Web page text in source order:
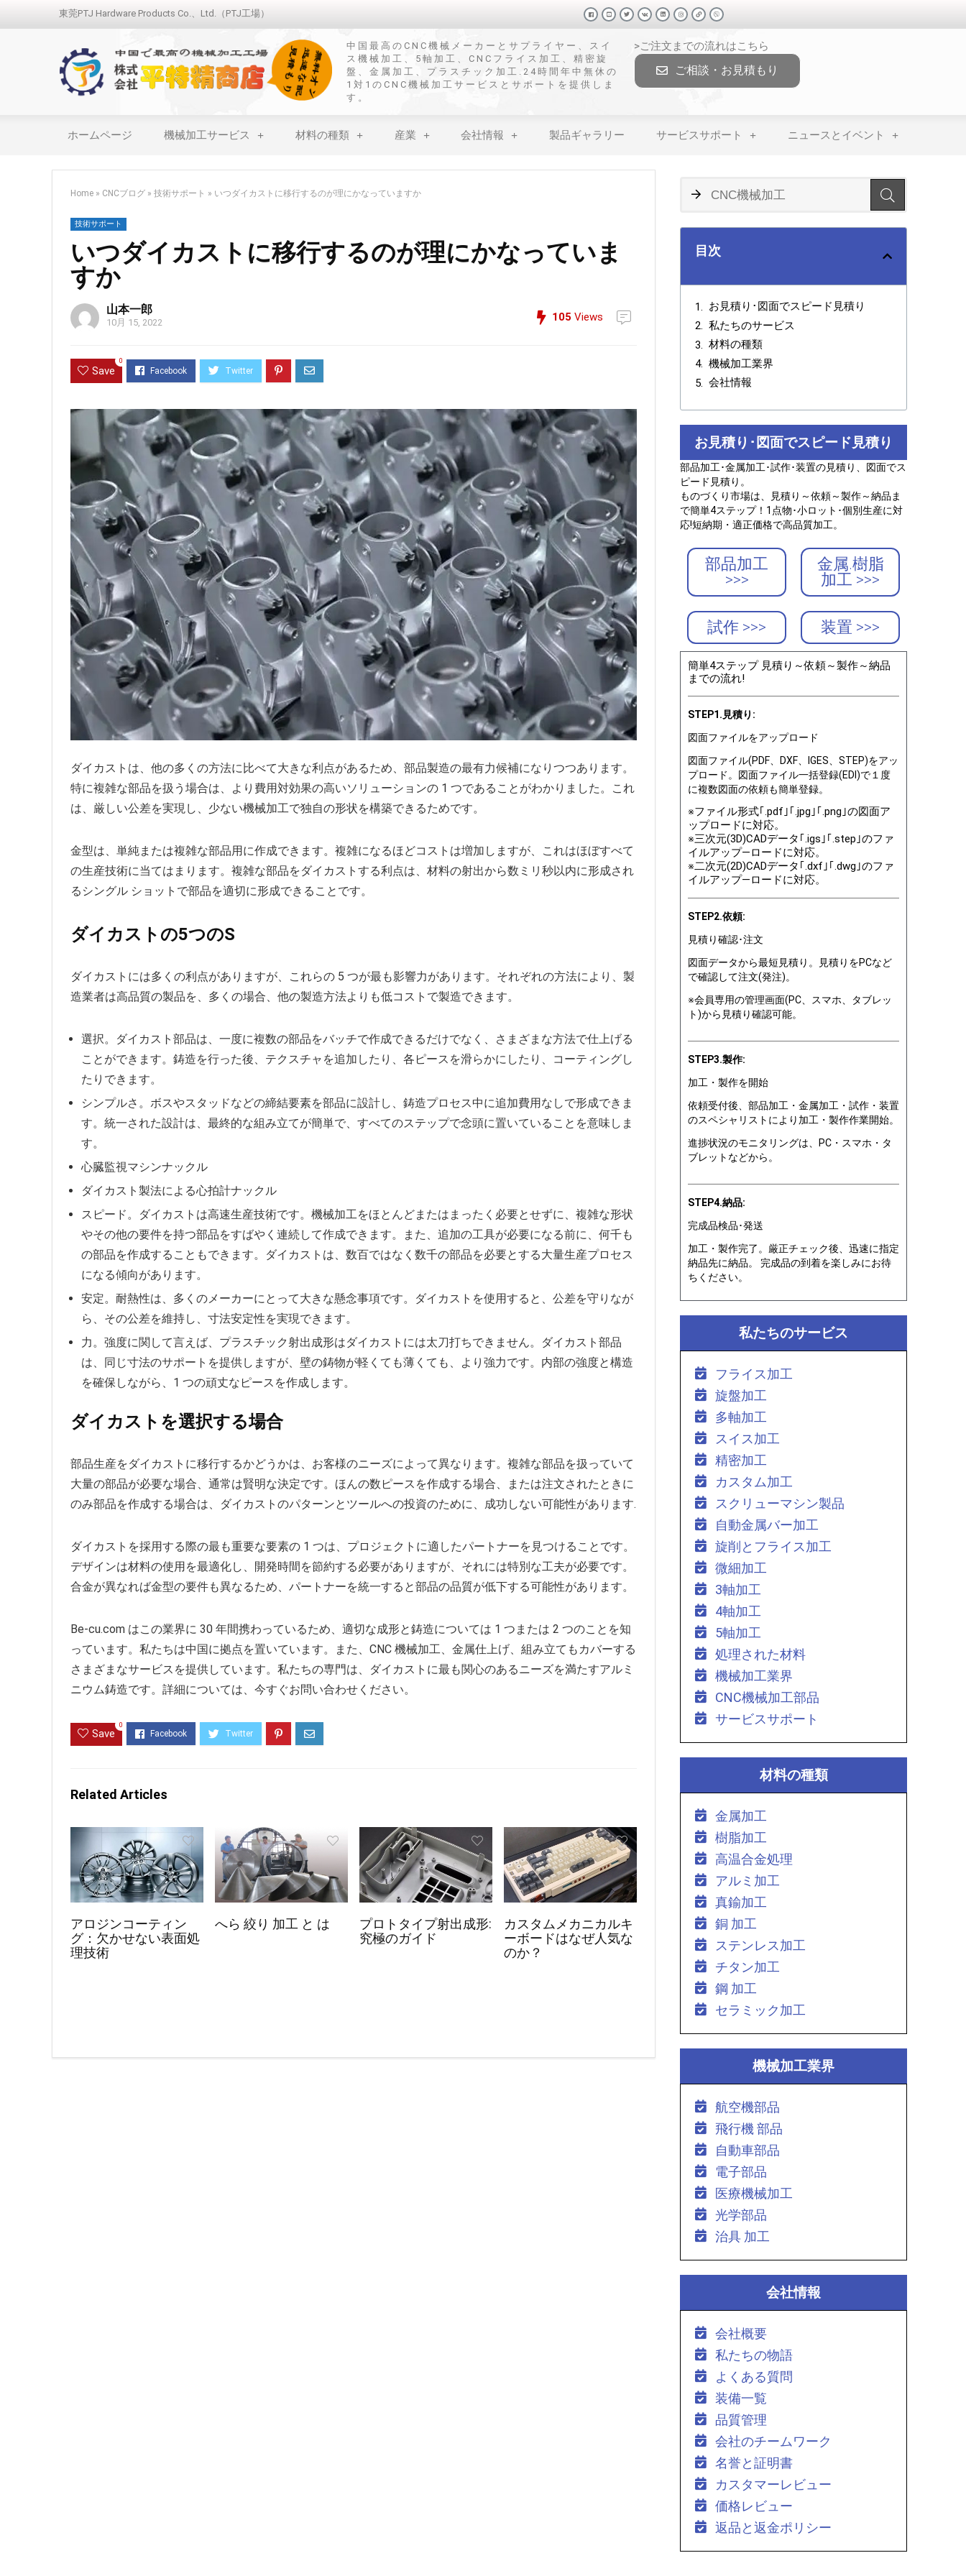
東莞PTJ Hardware Products Co.、Ltd.（PTJ工場）
中国最高のCNC機械メーカーとサプライヤー、スイ
ス機械加工、5軸加工、CNCフライス加工、精密旋
盤、金属加工、プラスチック加工.24時間年中無休の
1対1のCNC機械加工サービスとサポートを提供しま
す。
>ご注文までの流れはこちら
ご相談・お見積もり
ホームページ 機械加工サービス 材料の種類 産業 会社情報 製品ギャラリー サービスサポート ニュースとイベント
Home » CNCブログ » 技術サポート » いつダイカストに移行するのが理にかなっていますか
技術サポート
いつダイカストに移行するのが理にかなっていま
すか
山本一郎
10月 15, 2022 105 Views
Save
0
ダイカストは、他の多くの方法に比べて大きな利点があるため、部品製造​​の最有力候補になりつつあります。
特に複雑な部品を扱う場合は、より費用対効果の高いソリューションの 1 つであることがわかりました。これ
は、厳しい公差を実現し、少ない機械加工で独自の形状を構築できるためです。
金型は、単純または複雑な部品用に作成できます。複雑になるほどコストは増加しますが、これはほぼすべて
の生産技術に当てはまります。複雑な部品をダイカストする利点は、材料の射出から数ミリ秒以内に形成され
るシングル ショットで部品を適切に形成できることです。
ダイカストの5つのS
ダイカストには多くの利点がありますが、これらの 5 つが最も影響力があります。それぞれの方法により、製
造業者は高品質の製品を、多くの場合、他の製造方法よりも低コストで製造できます。
選択。ダイカスト部品は、一度に複数の部品をバッチで作成できるだけでなく、さまざまな方法で仕上げる
ことができます。鋳造を行った後、テクスチャを追加したり、各ピースを滑らかにしたり、コーティングし
たりできます。
シンプルさ。ボスやスタッドなどの締結要素を部品に設計し、鋳造プロセス中に追加費用なしで形成できま
す。統一された設計は、最終的な組み立てが簡単で、すべてのステップで念頭に置いていることを意味しま
す。
心臓監視マシンナックル
ダイカスト製法による心拍計ナックル
スピード。ダイカストは高速生産技術です。機械加工をほとんどまたはまったく必要とせずに、複雑な形状
やその他の要件を持つ部品をすばやく連続して作成できます。また、追加の工具が必要になる前に、何千も
の部品を作成することもできます。ダイカストは、数百ではなく数千の部品を必要とする大量生産プロセス
になる傾向があります。
安定。耐熱性は、多くのメーカーにとって大きな懸念事項です。ダイカストを使用すると、公差を守りなが
ら、その公差を維持し、寸法安定性を実現できます。
力。強度に関して言えば、プラスチック射出成形はダイカストには太刀打ちできません。ダイカスト部品
は、同じ寸法のサポートを提供しますが、壁の鋳物が軽くても薄くても、より強力です。内部の強度と構造
を確保しながら、1 つの頑丈なピースを作成します。
ダイカストを選択する場合
部品生産をダイカストに移行するかどうかは、お客様のニーズによって異なります。複雑な部品を扱っていて
大量の部品が必要な場合、通常は賢明な決定です。ほんの数ピースを作成する場合、または注文されたときに
のみ部品を作成する場合は、ダイカストのパターンとツールへの投資のために、成功しない可能性があります.
ダイカストを採用する際の最も重要な要素の 1 つは、プロジェクトに適したパートナーを見つけることです。
デザインは材料の使用を最適化し、開発時間を節約する必要がありますが、それには特別な工夫が必要です。
合金が異なれば金型の要件も異なるため、パートナーを統一すると部品の品質が低下する可能性があります。
Be-cu.com はこの業界に 30 年間携わっているため、適切な成形と鋳造については 1 つまたは 2 つのことを知
っています。私たちは中国に拠点を置いています。また、CNC 機械加工、金属仕上げ、組み立てもカバーする
さまざまなサービスを提供しています。私たちの専門は、ダイカストに最も関心のあるニーズを満たすアルミ
ニウム鋳造です。詳細については、今すぐお問い合わせください。
Save
0
Related Articles
アロジンコーティン
グ：欠かせない表面処
理技術
へら 絞り 加工 と は
プロトタイプ射出成形:
究極のガイド
カスタムメカニカルキ
ーボードはなぜ人気な
のか？
目次
お見積り･図面でスピード見積り
私たちのサービス
材料の種類
機械加工業界
会社情報
お見積り･図面でスピード見積り
部品加工･金属加工･試作･装置の見積り、図面でス
ピード見積り。
ものづくり市場は、見積り～依頼～製作～納品ま
で簡単4ステップ！1点物･小ロット･個別生産に対
応!短納期・適正価格で高品質加工。
部品加工
>>>
金属.樹脂
加工 >>>
試作 >>> 装置 >>>
簡単4ステップ 見積り～依頼～製作～納品
までの流れ!
STEP1.見積り:
図面ファイルをアップロード
図面ファイル(PDF、DXF、IGES、STEP)をアッ
プロード。図面ファイル一括登録(EDI)で１度
に複数図面の依頼も簡単登録。
※ファイル形式｢.pdf｣｢.jpg｣｢.png｣の図面ア
ップロードに対応。
※三次元(3D)CADデータ｢.igs｣｢.step｣のファ
イルアップ―ロードに対応。
※二次元(2D)CADデータ｢.dxf｣｢.dwg｣のファ
イルアップ―ロードに対応。
STEP2.依頼:
見積り確認･注文
図面データから最短見積り。見積りをPCなど
で確認して注文(発注)。
※会員専用の管理画面(PC、スマホ、タブレッ
ト)から見積り確認可能。
STEP3.製作:
加工・製作を開始
依頼受付後、部品加工・金属加工・試作・装置
のスペシャリストにより加工・製作作業開始。
進捗状況のモニタリングは、PC・スマホ・タ
ブレットなどから。
STEP4.納品:
完成品検品･発送
加工・製作完了。厳正チェック後、迅速に指定
納品先に納品。 完成品の到着を楽しみにお待
ちください。
私たちのサービス
フライス加工
旋盤加工
多軸加工
スイス加工
精密加工
カスタム加工
スクリューマシン製品
自動金属バー加工
旋削とフライス加工
微細加工
3軸加工
4軸加工
5軸加工
処理された材料
機械加工業界
CNC機械加工部品
サービスサポート
材料の種類
金属加工
樹脂加工
高温合金処理
アルミ加工
真鍮加工
銅 加工
ステンレス加工
チタン加工
鋼 加工
セラミック加工
機械加工業界
航空機部品
飛行機 部品
自動車部品
電子部品
医療機械加工
光学部品
治具 加工
会社情報
会社概要
私たちの物語
よくある質問
装備一覧
品質管理
会社のチームワーク
名誉と証明書
カスタマーレビュー
価格レビュー
返品と返金ポリシー